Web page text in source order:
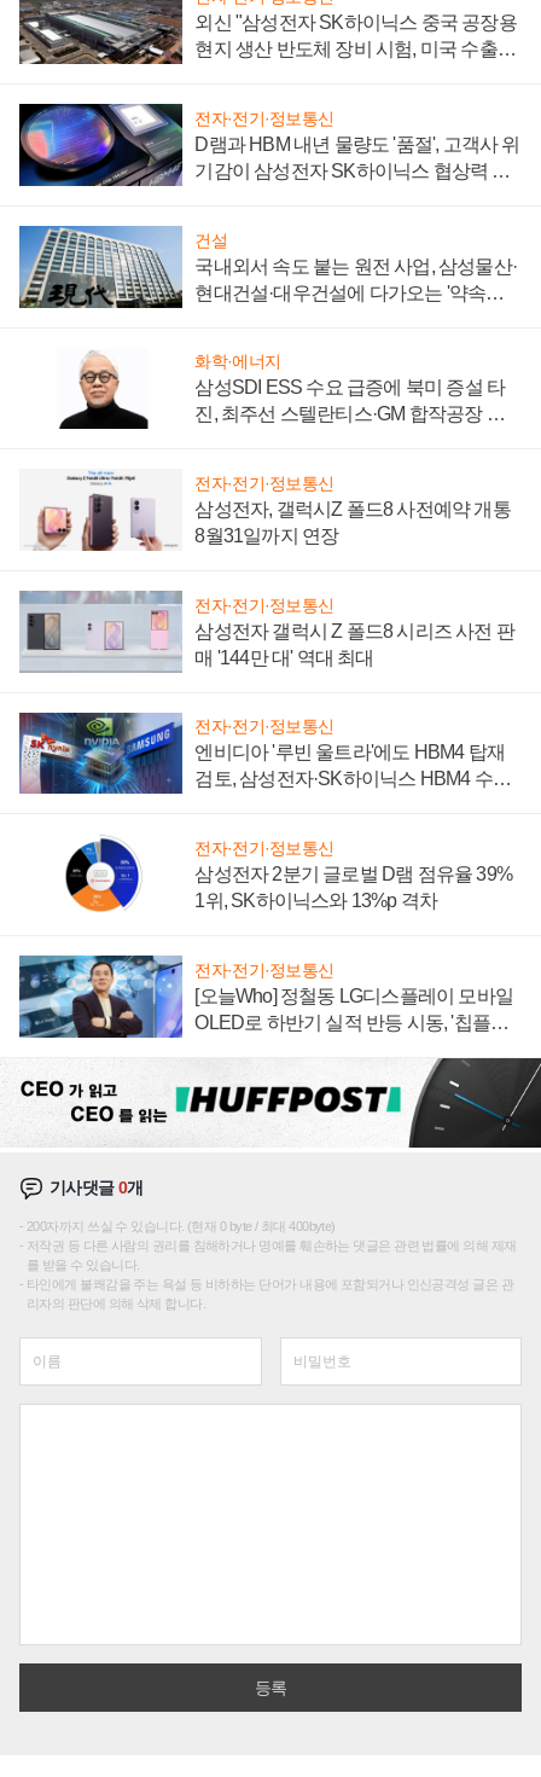
외신 "삼성전자 SK하이닉스 중국 공장용
현지 생산 반도체 장비 시험, 미국 수출통
전자·전기·정보통신
D램과 HBM 내년 물량도 '품절', 고객사 위
기감이 삼성전자 SK하이닉스 협상력 더
건설
국내외서 속도 붙는 원전 사업, 삼성물산·
현대건설·대우건설에 다가오는 '약속의
화학·에너지
삼성SDI ESS 수요 급증에 북미 증설 타
진, 최주선 스텔란티스·GM 합작공장 건
전자·전기·정보통신
삼성전자, 갤럭시Z 폴드8 사전예약 개통
8월31일까지 연장
전자·전기·정보통신
삼성전자 갤럭시 Z 폴드8 시리즈 사전 판
매 '144만 대' 역대 최대
전자·전기·정보통신
엔비디아 '루빈 울트라'에도 HBM4 탑재
검토, 삼성전자·SK하이닉스 HBM4 수율
전자·전기·정보통신
삼성전자 2분기 글로벌 D램 점유율 39%
1위, SK하이닉스와 13%p 격차
전자·전기·정보통신
[오늘Who] 정철동 LG디스플레이 모바일
OLED로 하반기 실적 반등 시동, '칩플레
기사댓글0개
200자까지 쓰실 수 있습니다. (현재 0 byte / 최대 400byte)
저작권 등 다른 사람의 권리를 침해하거나 명예를 훼손하는 댓글은 관련 법률에 의해 제재
를 받을 수 있습니다.
타인에게 불쾌감을 주는 욕설 등 비하하는 단어가 내용에 포함되거나 인신공격성 글은 관
리자의 판단에 의해 삭제 합니다.